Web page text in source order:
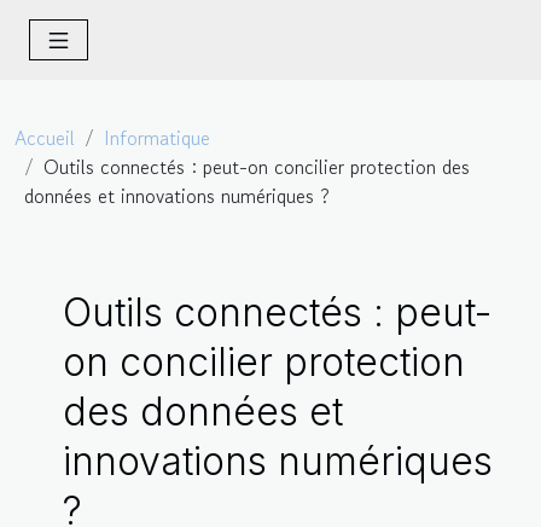
Accueil
Informatique
Outils connectés : peut-on concilier protection des
données et innovations numériques ?
Outils connectés : peut-
on concilier protection
des données et
innovations numériques
?